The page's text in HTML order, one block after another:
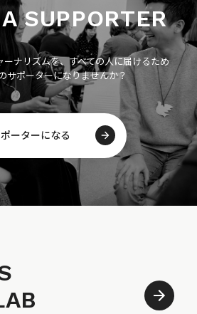
SUPPORTER
ーナリズムを、すべての人に届けるため
サポーターになりませんか？
ーターになる